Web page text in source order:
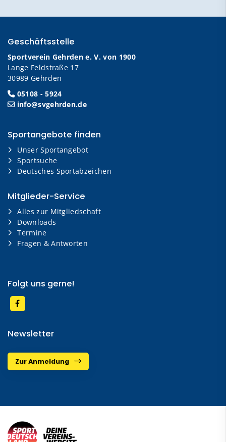
Geschäftsstelle
Sportverein Gehrden e. V. von 1900
Lange Feldstraße 17
30989 Gehrden
05108 - 5924
info@svgehrden.de
Sportangebote finden
Unser Sportangebot
Sportsuche
Deutsches Sportabzeichen
Mitglieder-Service
Alles zur Mitgliedschaft
Downloads
Termine
Fragen & Antworten
Folgt uns gerne!
Newsletter
Zur Anmeldung